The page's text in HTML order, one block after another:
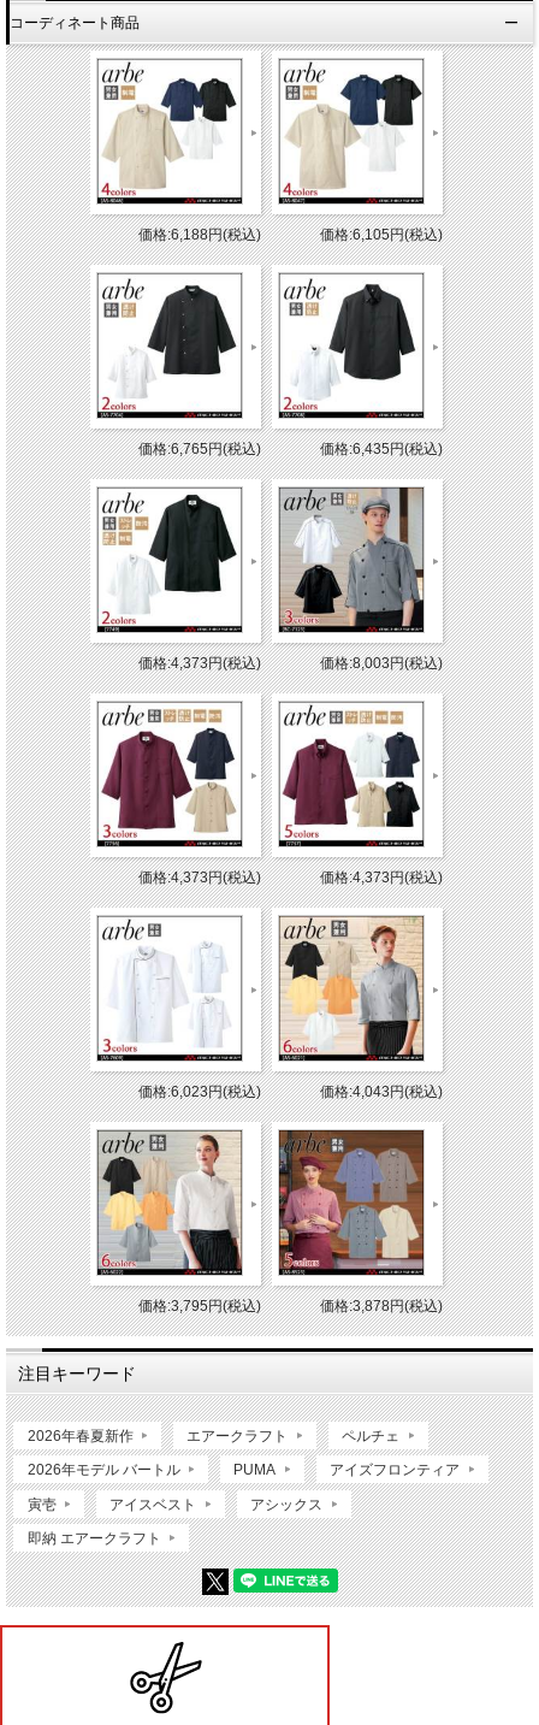
コーディネート商品
価格:6,188円(税込) 価格:6,105円(税込)
価格:6,765円(税込) 価格:6,435円(税込)
価格:4,373円(税込) 価格:8,003円(税込)
価格:4,373円(税込) 価格:4,373円(税込)
価格:6,023円(税込) 価格:4,043円(税込)
価格:3,795円(税込) 価格:3,878円(税込)
注目キーワード
2026年春夏新作 エアークラフト ペルチェ
2026年モデル バートル PUMA アイズフロンティア
寅壱 アイスベスト アシックス
即納 エアークラフト